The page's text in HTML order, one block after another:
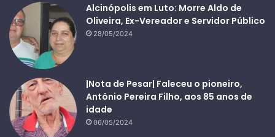
Alcinópolis em Luto: Morre Aldo de
Oliveira, Ex-Vereador e Servidor Público
28/05/2024
|Nota de Pesar| Faleceu o pioneiro,
Antônio Pereira Filho, aos 85 anos de
idade
06/05/2024